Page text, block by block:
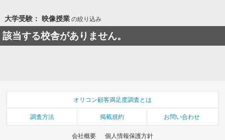
大学受験： 映像授業の絞り込み
該当する校舎がありません。
オリコン顧客満足度調査とは
調査方法 掲載規約 お問い合わせ
会社概要 個人情報保護方針